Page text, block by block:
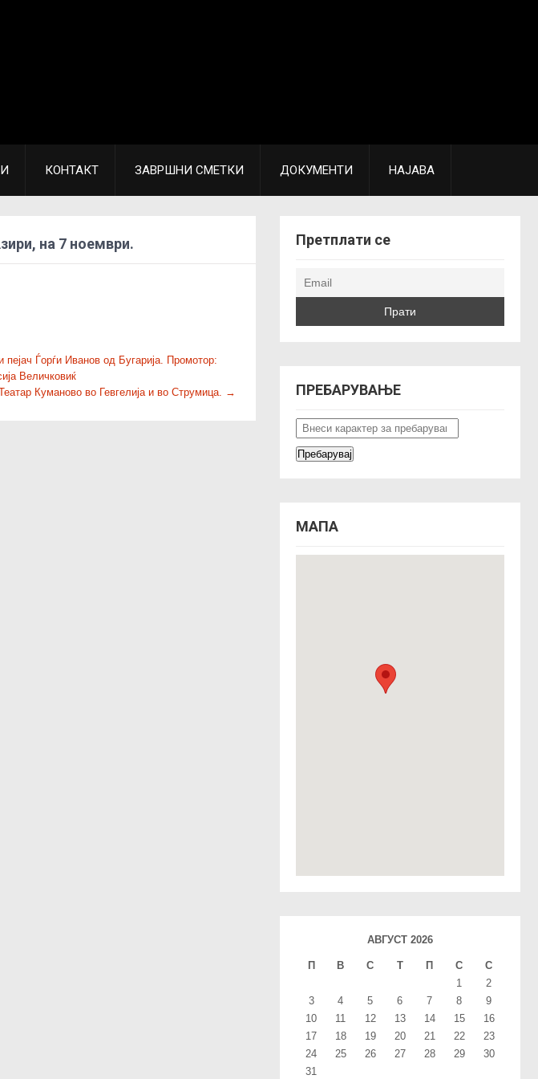
КОНТАКТ ЗАВРШНИ СМЕТКИ ДОКУМЕНТИ НАЈАВА
на 7 ноември.
Ѓорѓи Иванов од Бугарија. Промотор:
Величковиќ
Куманово во Гевгелија и во Струмица. →
Претплати се
ПРЕБАРУВАЊЕ
МАПА
АВГУСТ 2026
П В С T П С
С
1
2
3
4 5 6 7 8
9
10
11 12 13 14 15
16
17
18 19 20 21 22
23
24
25 26 27 28 29
30
31